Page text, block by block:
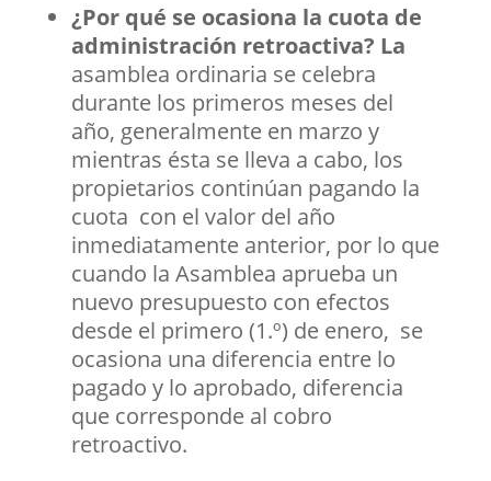
¿Por qué se ocasiona la cuota de
administración retroactiva? La
asamblea ordinaria se celebra
durante los primeros meses del
año, generalmente en marzo y
mientras ésta se lleva a cabo, los
propietarios continúan pagando la
cuota con el valor del año
inmediatamente anterior, por lo que
cuando la Asamblea aprueba un
nuevo presupuesto con efectos
desde el primero (1.º) de enero, se
ocasiona una diferencia entre lo
pagado y lo aprobado, diferencia
que corresponde al cobro
retroactivo.